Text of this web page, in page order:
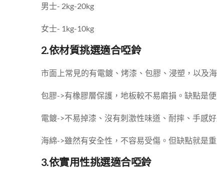
男士- 2kg-20kg
女士- 1kg-10kg
2.依材質挑選適合啞鈴
市面上常見的有電鍍、烤漆、包膠、浸塑，以及
包膠->有橡膠層保護，地板較不易磨損。缺點是
電鍍->不易掉漆、沒有刺激性味道、耐摔、手感
海綿->雖然有安全性，不容易受傷。但缺點就是
3.依實用性挑選適合啞鈴